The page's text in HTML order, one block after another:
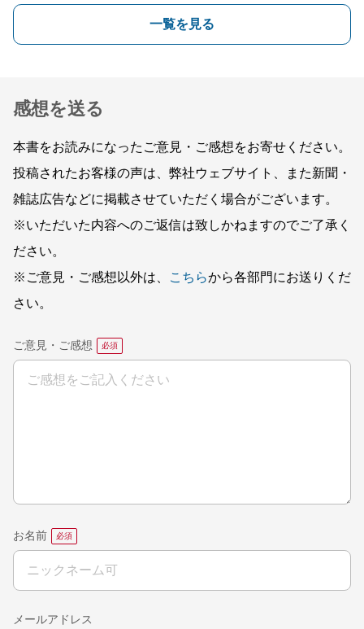
一覧を見る
感想を送る
本書をお読みになったご意見・ご感想をお寄せください。
投稿されたお客様の声は、弊社ウェブサイト、また新聞・
雑誌広告などに掲載させていただく場合がございます。
※いただいた内容へのご返信は致しかねますのでご了承く
ださい。
※ご意見・ご感想以外は、
こちらから各部門にお送りくだ
さい。
ご意見・ご感想
お名前
メールアドレス